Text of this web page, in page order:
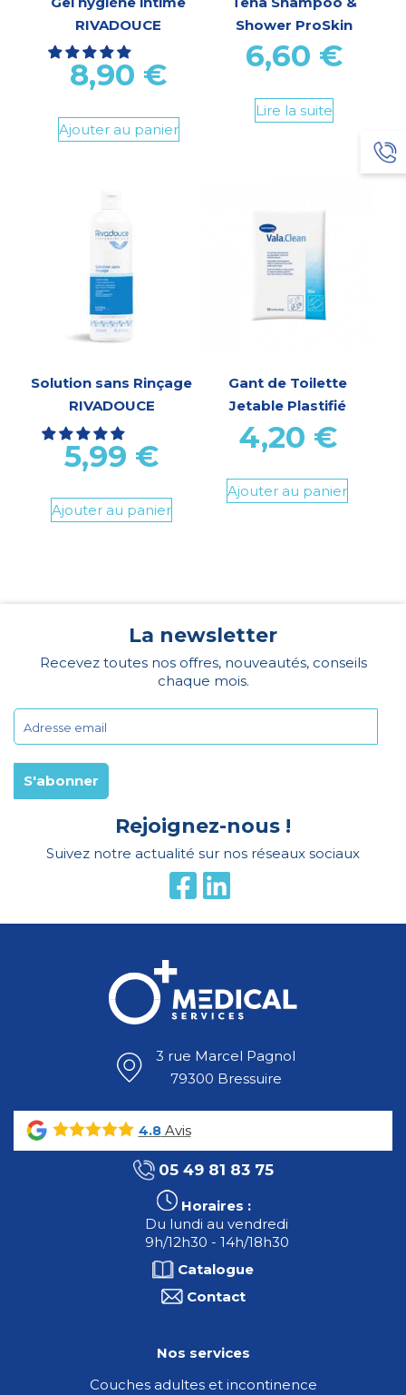
RIVADOUCE
8,90 €
Ajouter au panier
Shower ProSkin
6,60 €
Lire la suite
Solution sans Rinçage
RIVADOUCE
5,99 €
Ajouter au panier
Gant de Toilette
Jetable Plastifié
4,20 €
Ajouter au panier
La newsletter
Recevez toutes nos offres, nouveautés, conseils
chaque mois.
Rejoignez-nous !
Suivez notre actualité sur nos réseaux sociaux
3 rue Marcel Pagnol
79300 Bressuire
4.8Avis
05 49 81 83 75
Horaires :
Du lundi au vendredi
9h/12h30 - 14h/18h30
Catalogue
Contact
Nos services
Couches adultes et incontinence